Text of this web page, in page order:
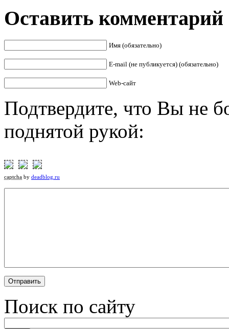
Оставить комментарий
Имя (обязательно)
E-mail (не публикуется) (обязательно)
Web-сайт
Подтвердите, что Вы не
поднятой рукой:
captcha by deadblog.ru
Поиск по сайту